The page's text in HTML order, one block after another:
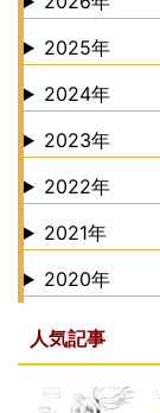
2025年
2024年
2023年
2022年
2021年
2020年
人気記事